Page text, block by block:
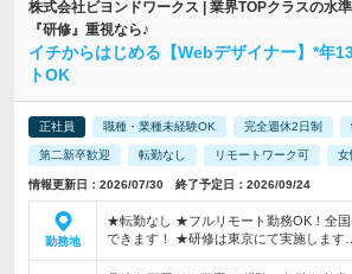
株式会社ビヨンドワークス | 業界TOPクラスの水
『研修』重視なら♪
イチからはじめる【Webデザイナー】*年
トOK
正社員 職種・業種未経験OK 完全週休2日制
第二新卒歓迎 転勤なし リモートワーク可 女
情報更新日：2026/07/30 終了予定日：2026/09/24
勤務地
★転勤なし ★フルリモート勤務OK！全国
できます！ ★研修は東京にて実施します…